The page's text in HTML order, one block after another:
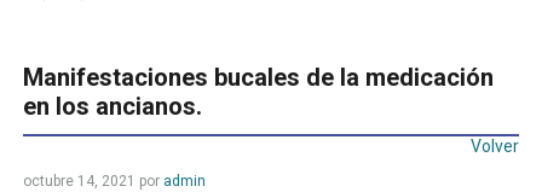
Manifestaciones bucales de la medicación
en los ancianos.
Volver
octubre 14, 2021 por admin